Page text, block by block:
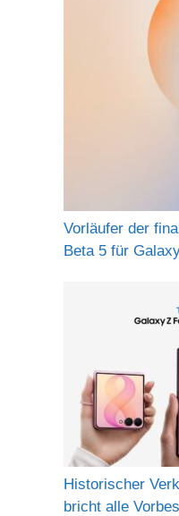
Vorläufer der
Beta 5 für
Historischer
bricht alle